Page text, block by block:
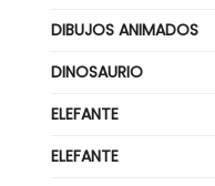
DIBUJOS ANIMADOS
DINOSAURIO
ELEFANTE
ELEFANTE